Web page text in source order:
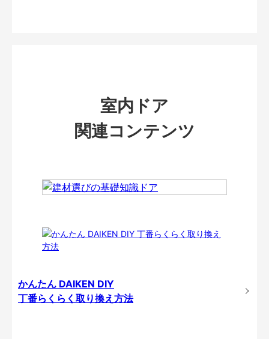
室内ドア
関連コンテンツ
かんたん DAIKEN DIY
丁番らくらく取り換え方法